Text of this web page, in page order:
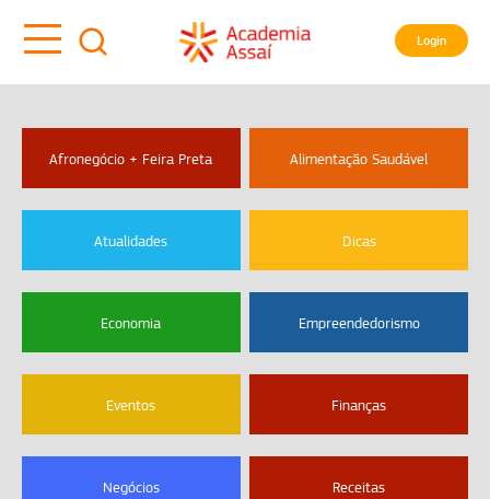
Login
Afronegócio + Feira Preta Alimentação Saudável
Atualidades Dicas
Economia Empreendedorismo
Eventos Finanças
Negócios Receitas